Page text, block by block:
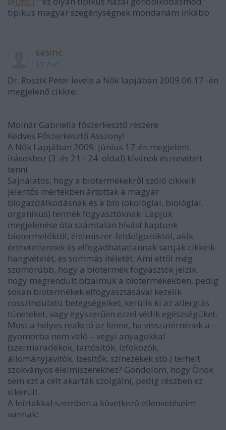
tipikus magyar szegénységnek mondanám inkább
sasinc
Dr. Roszik Péter levele a Nők lapjában 2009.06.17 -én
megjelenő cikkre:
Molnár Gabriella főszerkesztő részére
Kedves Főszerkesztő Asszony!
A Nők Lapjában 2009. június 17-én megjelent
írásokhoz (3. és 21.- 24. oldal) kívánok észrevételt
tenni.
Sajnálatos, hogy a biotermékekről szóló cikkeik
jelentős mértékben ártottak a magyar
biogazdálkodásnak és a bio (ökológiai, biológiai,
organikus) termék fogyasztóknak. Lapjuk
megjelenése óta számtalan hívást kaptunk
biotermelőktől, élelmiszer-feldolgozóktól, akik
érthetetlennek és elfogadhatatlannak tartják cikkeik
hangvételét, és sommás ítéletét. Ami ettől még
szomorúbb, hogy a biotermék fogyasztók jelzik,
hogy megrendült bizalmuk a biotermékekben, pedig
sokan biotermékek elfogyasztásával kezelik
rosszindulatú betegségeiket, kerülik ki az allergiás
tüneteket, vagy egyszerűen ezzel védik egészségüket.
Most a helyes reakció az lenne, ha visszatérnének a –
gyomorba nem való – vegyi anyagokkal
(szermaradékok, tartósítók, ízfokozók,
állományjavítók, ízesítők, színezékek stb.) terhelt
szokványos élelmiszerekhez? Gondolom, hogy Önök
sem ezt a célt akarták szolgálni, pedig részben ez
sikerült.
A leírtakkal szemben a következő ellenvetéseim
vannak: